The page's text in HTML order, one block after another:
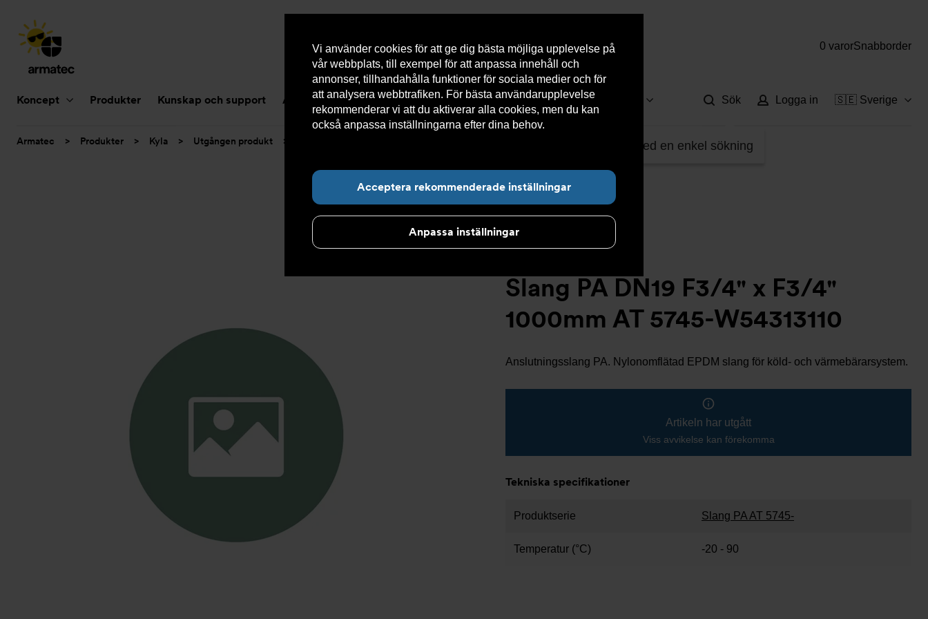
Vi använder cookies för att ge dig bästa möjliga upplevelse på
vår webbplats, till exempel för att anpassa innehåll och
annonser, tillhandahålla funktioner för sociala medier och för
att analysera webbtrafiken. För bästa användarupplevelse
rekommenderar vi att du aktiverar alla cookies, men du kan
också anpassa inställningarna efter dina behov.
Acceptera rekommenderade inställningar
Anpassa inställningar
0 varorSnabborder
Koncept Produkter Kunskap och support Aktuellt Om Armatec Hållbarhet Kontakta oss Kundservice
Hitta det du letar efter med en enkel sökning
Sök Logga in 🇸🇪 Sverige
Du
Armatec > Produkter > Kyla > Utgången produkt > Slang PA DN19 F3/4" x F3/4" 1000mm AT 5745-W54313110
Slang PA DN19 F3/4" x F3/4"
1000mm AT 5745-W54313110
Anslutningsslang PA. Nylonomflätad EPDM slang för köld- och värmebärarsystem.
Artikeln har utgått
Viss avvikelse kan förekomma
Tekniska specifikationer
Produktserie Slang PA AT 5745-
Temperatur (°C) -20 - 90